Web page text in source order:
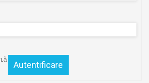
Autentificare